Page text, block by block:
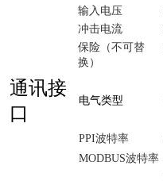
输入电压
冲击电流
保险（不可替
换）
通讯接
口
电气类型
PPI波特率
MODBUS波特率